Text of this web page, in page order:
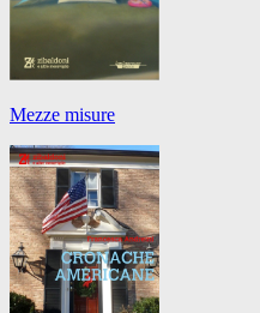
Mezze misure